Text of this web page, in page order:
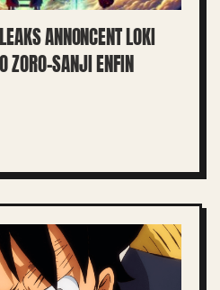
ANNONCENT LOKI
ZORO-SANJI ENFIN